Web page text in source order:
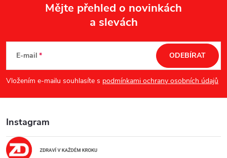
p
a
t
Mějte přehled o novinkách
a slevách
E-mail
Vložením e-mailu souhlasíte s podmínkami ochrany osobních údajů
ODEBÍRAT
Instagram